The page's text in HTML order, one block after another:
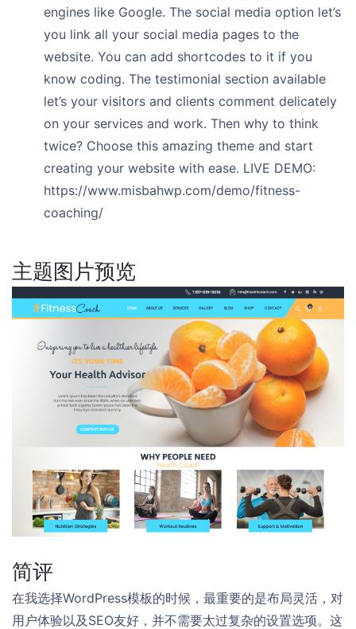
engines like Google. The social media option let’s
you link all your social media pages to the
website. You can add shortcodes to it if you
know coding. The testimonial section available
let’s your visitors and clients comment delicately
on your services and work. Then why to think
twice? Choose this amazing theme and start
creating your website with ease. LIVE DEMO:
https://www.misbahwp.com/demo/fitness-
coaching/
主题图片预览
简评
在我选择WordPress模板的时候，最重要的是布局灵活，对
用户体验以及SEO友好，并不需要太过复杂的设置选项。这